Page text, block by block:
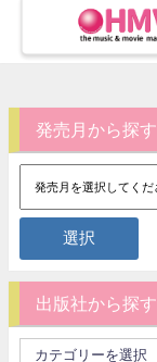
発売月から探す
出版社から探す